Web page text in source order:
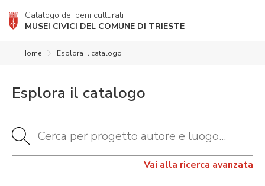
Catalogo dei beni culturali
MUSEI CIVICI DEL COMUNE DI TRIESTE
Home Esplora il catalogo
Esplora il catalogo
Vai alla ricerca avanzata